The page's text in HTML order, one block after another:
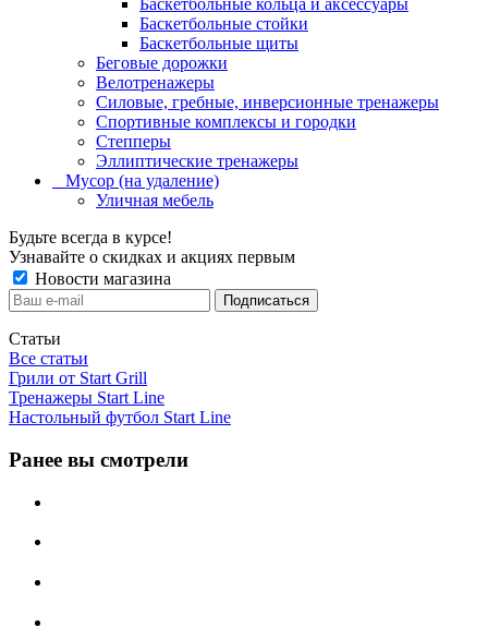
Баскетбольные кольца и аксессуары
Баскетбольные стойки
Баскетбольные щиты
Беговые дорожки
Велотренажеры
Силовые, гребные, инверсионные тренажеры
Спортивные комплексы и городки
Степперы
Эллиптические тренажеры
_ Мусор (на удаление)
Уличная мебель
Будьте всегда в курсе!
Узнавайте о скидках и акциях первым
Новости магазина
Статьи
Все статьи
Грили от Start Grill
Тренажеры Start Line
Настольный футбол Start Line
Ранее вы смотрели